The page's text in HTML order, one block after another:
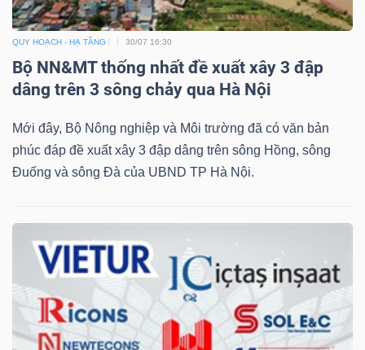
QUY HOẠCH - HẠ TẦNG 30/07 16:30
Bộ NN&MT thống nhất đề xuất xây 3 đập
dâng trên 3 sông chảy qua Hà Nội
Mới đây, Bộ Nông nghiệp và Môi trường đã có văn bản
phúc đáp đề xuất xây 3 đập dâng trên sông Hồng, sông
Đuống và sông Đà của UBND TP Hà Nội.